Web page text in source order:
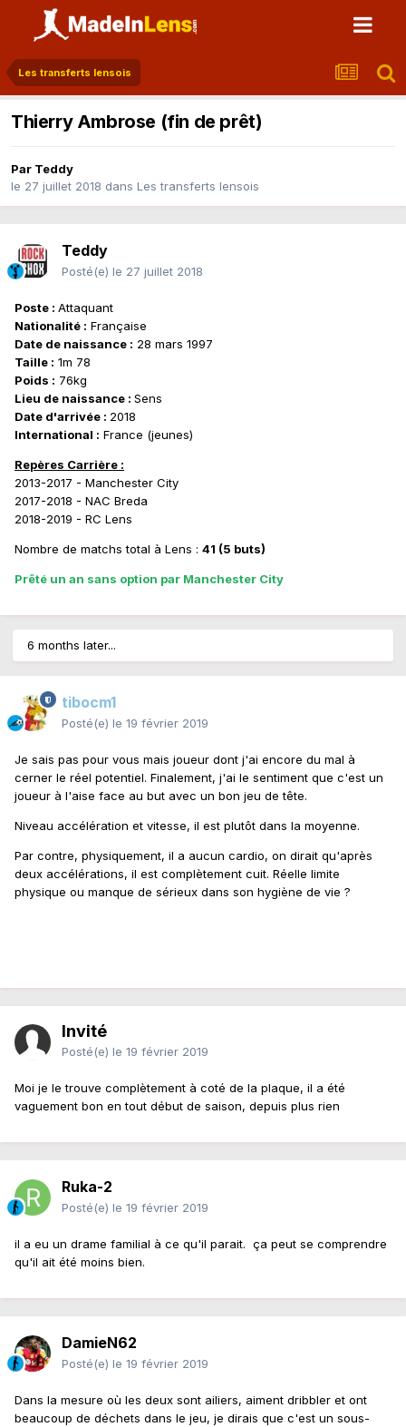
Les transferts lensois
Thierry Ambrose (fin de prêt)
Par Teddy
le 27 juillet 2018 dans Les transferts lensois
Teddy
Posté(e) le 27 juillet 2018
Poste : Attaquant
Nationalité : Française
Date de naissance : 28 mars 1997
Taille : 1m 78
Poids : 76kg
Lieu de naissance : Sens
Date d'arrivée : 2018
International : France (jeunes)
Repères Carrière :
2013-2017 - Manchester City
2017-2018 - NAC Breda
2018-2019 - RC Lens
Nombre de matchs total à Lens : 41 (5 buts)
Prêté un an sans option par Manchester City
6 months later...
tibocm1
Posté(e) le 19 février 2019
Je sais pas pour vous mais joueur dont j'ai encore du mal à
cerner le réel potentiel. Finalement, j'ai le sentiment que c'est un
joueur à l'aise face au but avec un bon jeu de tête.
Niveau accélération et vitesse, il est plutôt dans la moyenne.
Par contre, physiquement, il a aucun cardio, on dirait qu'après
deux accélérations, il est complètement cuit. Réelle limite
physique ou manque de sérieux dans son hygiène de vie ?
Invité
Posté(e) le 19 février 2019
Moi je le trouve complètement à coté de la plaque, il a été
vaguement bon en tout début de saison, depuis plus rien
Ruka-2
Posté(e) le 19 février 2019
il a eu un drame familial à ce qu'il parait. ça peut se comprendre
qu'il ait été moins bien.
DamieN62
Posté(e) le 19 février 2019
Dans la mesure où les deux sont ailiers, aiment dribbler et ont
beaucoup de déchets dans le jeu, je dirais que c'est un sous-